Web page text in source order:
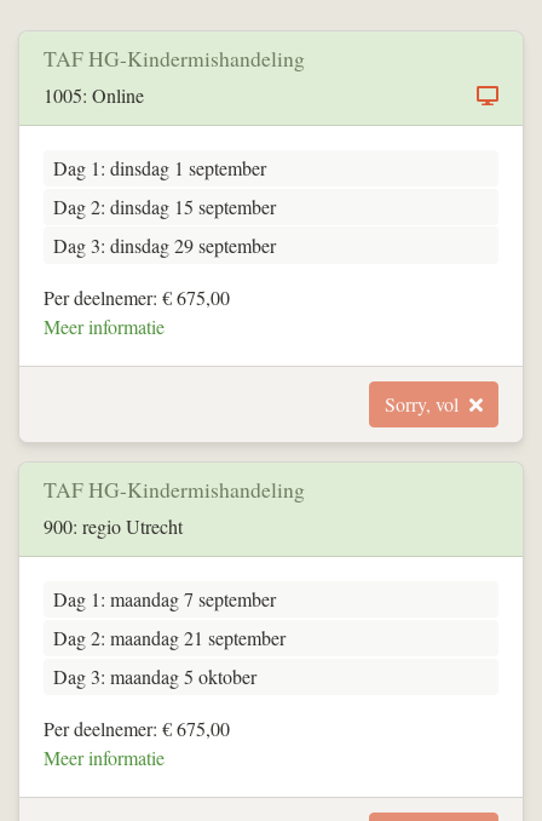
TAF HG-Kindermishandeling
1005: Online
Dag 1: dinsdag 1 september
Dag 2: dinsdag 15 september
Dag 3: dinsdag 29 september
Per deelnemer: € 675,00
Meer informatie
Sorry, vol
TAF HG-Kindermishandeling
900: regio Utrecht
Dag 1: maandag 7 september
Dag 2: maandag 21 september
Dag 3: maandag 5 oktober
Per deelnemer: € 675,00
Meer informatie